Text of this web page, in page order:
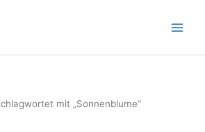
mit „Sonnenblume“